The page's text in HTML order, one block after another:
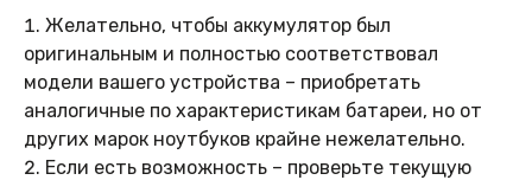
Желательно, чтобы аккумулятор был
оригинальным и полностью соответствовал
модели вашего устройства – приобретать
аналогичные по характеристикам батареи, но от
других марок ноутбуков крайне нежелательно.
Если есть возможность – проверьте текущую